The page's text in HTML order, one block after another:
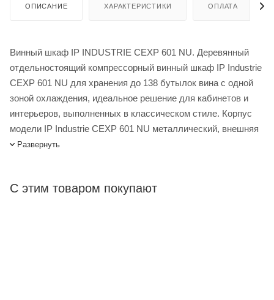
ОПИСАНИЕ ХАРАКТЕРИСТИКИ ОПЛАТА
Винный шкаф IP INDUSTRIE CEXP 601 NU. Деревянный
отдельностоящий компрессорный винный шкаф IP Industrie
CEXP 601 NU для хранения до 138 бутылок вина с одной
зоной охлаждения, идеальное решение для кабинетов и
интерьеров, выполненных в классическом стиле. Корпус
модели IP Industrie CEXP 601 NU металлический, внешняя
отделка винного шкафа выполнена из древесины Risto Line
классическом стиле. Модель оснащена статической
Развернуть
С этим товаром покупают